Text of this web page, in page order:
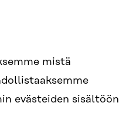
mistä
evästeiden sisältöön